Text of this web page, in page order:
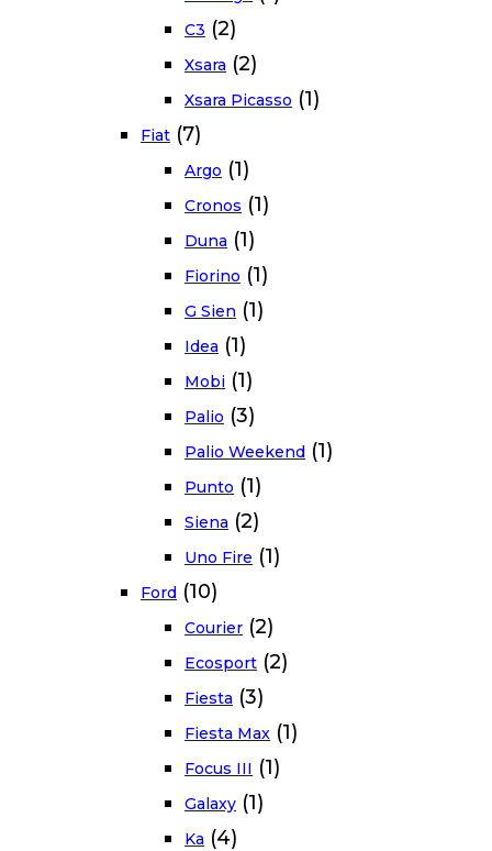
C3 (2)
Xsara (2)
Xsara Picasso (1)
Fiat (7)
Argo (1)
Cronos (1)
Duna (1)
Fiorino (1)
G Sien (1)
Idea (1)
Mobi (1)
Palio (3)
Palio Weekend (1)
Punto (1)
Siena (2)
Uno Fire (1)
Ford (10)
Courier (2)
Ecosport (2)
Fiesta (3)
Fiesta Max (1)
Focus III (1)
Galaxy (1)
Ka (4)